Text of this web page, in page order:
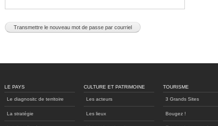
LE PAYS
Le diagnositc de territoire
La stratégie
CULTURE ET PATRIMOINE
Les acteurs
Les lieux
TOURISME
3 Grands Sites
Bougez !